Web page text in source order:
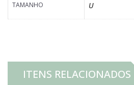
TAMANHO U
ITENS RELACIONADOS